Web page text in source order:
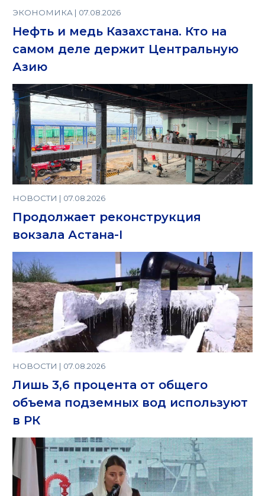
ЭКОНОМИКА | 07.08.2026
Нефть и медь Казахстана. Кто на
самом деле держит Центральную
Азию
НОВОСТИ | 07.08.2026
Продолжает реконструкция
вокзала Астана-I
НОВОСТИ | 07.08.2026
Лишь 3,6 процента от общего
объема подземных вод используют
в РК